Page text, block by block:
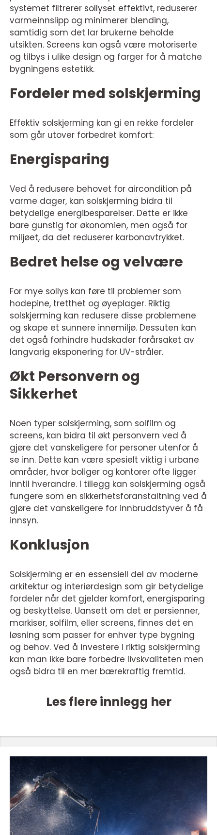
systemet filtrerer sollyset effektivt, reduserer
varmeinnslipp og minimerer blending,
samtidig som det lar brukerne beholde
utsikten. Screens kan også være motoriserte
og tilbys i ulike design og farger for å matche
bygningens estetikk.
Fordeler med solskjerming
Effektiv solskjerming kan gi en rekke fordeler
som går utover forbedret komfort:
Energisparing
Ved å redusere behovet for aircondition på
varme dager, kan solskjerming bidra til
betydelige energibesparelser. Dette er ikke
bare gunstig for økonomien, men også for
miljøet, da det reduserer karbonavtrykket.
Bedret helse og velvære
For mye sollys kan føre til problemer som
hodepine, tretthet og øyeplager. Riktig
solskjerming kan redusere disse problemene
og skape et sunnere innemiljø. Dessuten kan
det også forhindre hudskader forårsaket av
langvarig eksponering for UV-stråler.
Økt Personvern og
Sikkerhet
Noen typer solskjerming, som solfilm og
screens, kan bidra til økt personvern ved å
gjøre det vanskeligere for personer utenfor å
se inn. Dette kan være spesielt viktig i urbane
områder, hvor boliger og kontorer ofte ligger
inntil hverandre. I tillegg kan solskjerming også
fungere som en sikkerhetsforanstaltning ved å
gjøre det vanskeligere for innbruddstyver å få
innsyn.
Konklusjon
Solskjerming er en essensiell del av moderne
arkitektur og interiørdesign som gir betydelige
fordeler når det gjelder komfort, energisparing
og beskyttelse. Uansett om det er persienner,
markiser, solfilm, eller screens, finnes det en
løsning som passer for enhver type bygning
og behov. Ved å investere i riktig solskjerming
kan man ikke bare forbedre livskvaliteten men
også bidra til en mer bærekraftig fremtid.
Les flere innlegg her